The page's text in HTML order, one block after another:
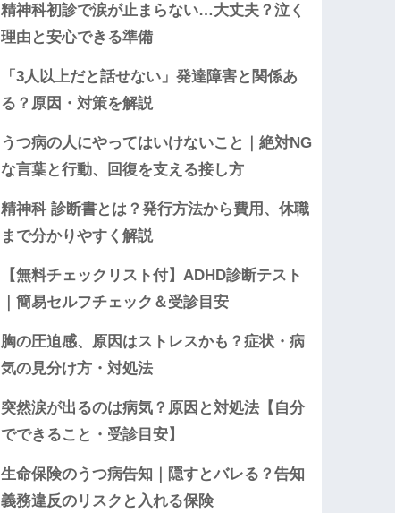
精神科初診で涙が止まらない…大丈夫？泣く
理由と安心できる準備
「3人以上だと話せない」発達障害と関係あ
る？原因・対策を解説
うつ病の人にやってはいけないこと｜絶対NG
な言葉と行動、回復を支える接し方
精神科 診断書とは？発行方法から費用、休職
まで分かりやすく解説
【無料チェックリスト付】ADHD診断テスト
｜簡易セルフチェック＆受診目安
胸の圧迫感、原因はストレスかも？症状・病
気の見分け方・対処法
突然涙が出るのは病気？原因と対処法【自分
でできること・受診目安】
生命保険のうつ病告知｜隠すとバレる？告知
義務違反のリスクと入れる保険